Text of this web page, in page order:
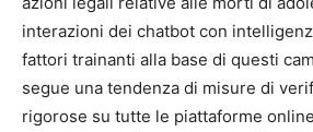
interazioni dei chatbot con
fattori trainanti alla base di questi
segue una tendenza di misure di
rigorose su tutte le piattaforme